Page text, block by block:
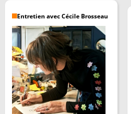
Entretien avec Cécile Brosseau